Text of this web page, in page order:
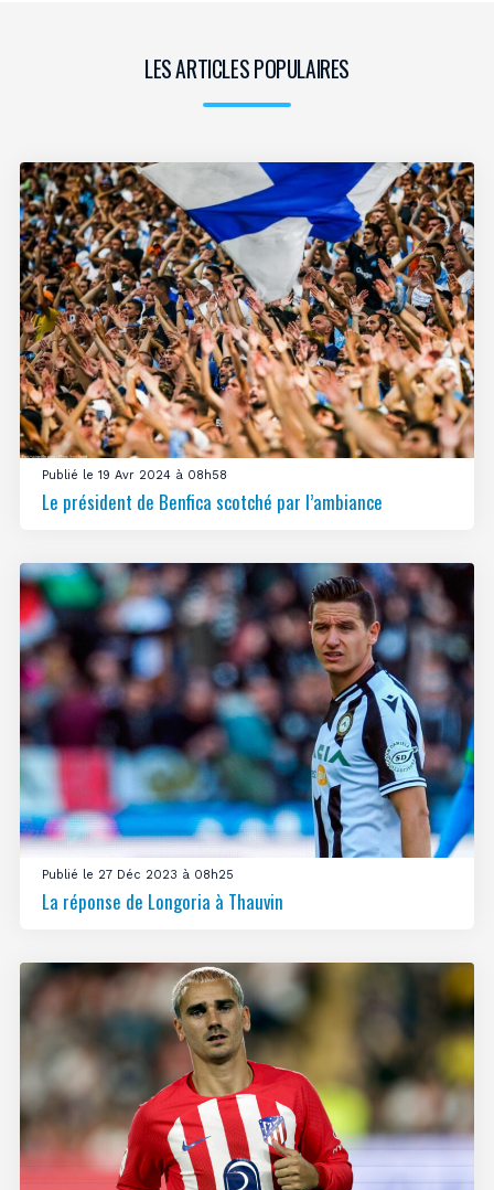
LES ARTICLES POPULAIRES
Publié le 19 Avr 2024 à 08h58
Le président de Benfica scotché par l’ambiance
Publié le 27 Déc 2023 à 08h25
La réponse de Longoria à Thauvin